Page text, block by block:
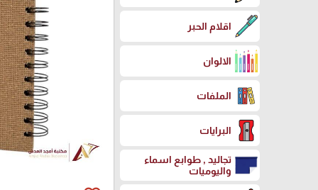
اقلام الحبر
الالوان
الملفات
البرايات
تجاليد , طوابع اسماء
واليوميات